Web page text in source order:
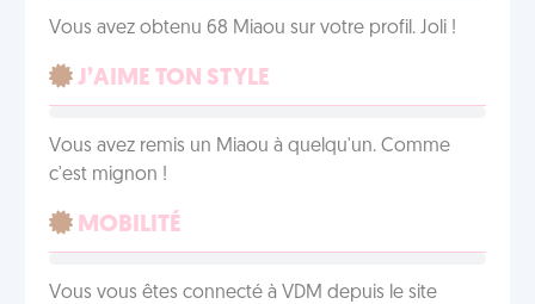
Vous avez obtenu 68 Miaou sur votre profil. Joli !
J’AIME TON STYLE
Vous avez remis un Miaou à quelqu'un. Comme
c'est mignon !
MOBILITÉ
Vous vous êtes connecté à VDM depuis le site